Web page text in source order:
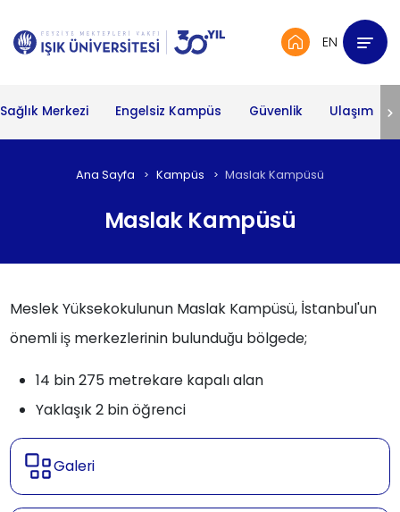
EN
Sağlık Merkezi Engelsiz Kampüs Güvenlik Ulaşım
Ana Sayfa Kampüs Maslak Kampüsü
Maslak Kampüsü
Meslek Yüksekokulunun Maslak Kampüsü, İstanbul'un
önemli iş merkezlerinin bulunduğu bölgede;
14 bin 275 metrekare kapalı alan
Yaklaşık 2 bin öğrenci
Galeri